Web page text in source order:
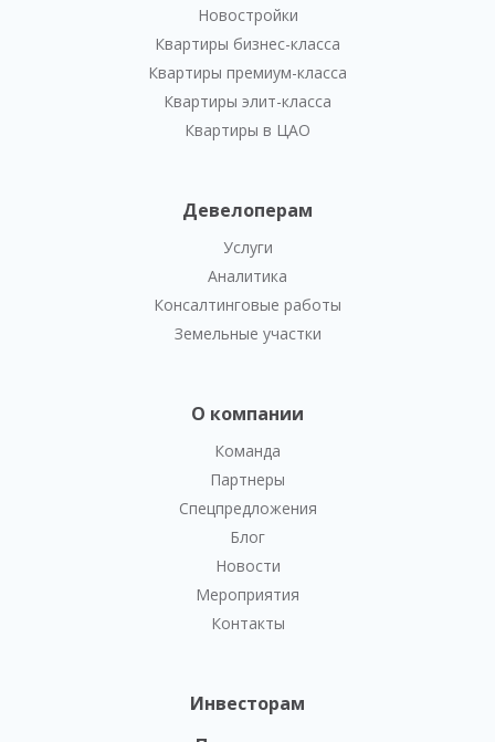
Новостройки
Квартиры бизнес-класса
Квартиры премиум-класса
Квартиры элит-класса
Квартиры в ЦАО
Девелоперам
Услуги
Аналитика
Консалтинговые работы
Земельные участки
О компании
Команда
Партнеры
Спецпредложения
Блог
Новости
Мероприятия
Контакты
Инвесторам